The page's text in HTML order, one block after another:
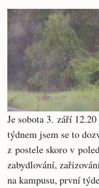
Je sobota 3. září
týdnem jsem se to
z postele skoro v
zabydlování,
na kampusu, první